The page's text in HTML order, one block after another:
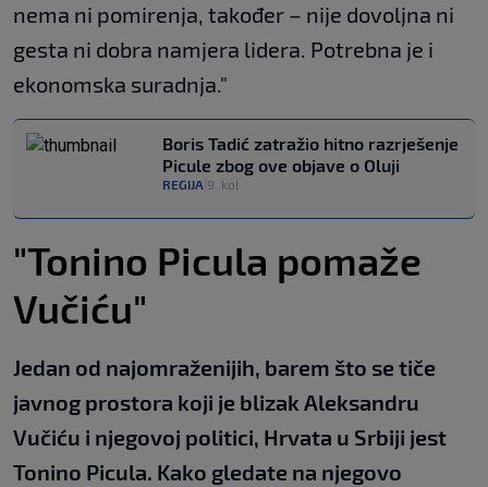
nema ni pomirenja, također – nije dovoljna ni
gesta ni dobra namjera lidera. Potrebna je i
ekonomska suradnja."
Boris Tadić zatražio hitno razrješenje
Picule zbog ove objave o Oluji
REGIJA 9. kol.
"Tonino Picula pomaže
Vučiću"
Jedan od najomraženijih, barem što se tiče
javnog prostora koji je blizak Aleksandru
Vučiću i njegovoj politici, Hrvata u Srbiji jest
Tonino Picula. Kako gledate na njegovo